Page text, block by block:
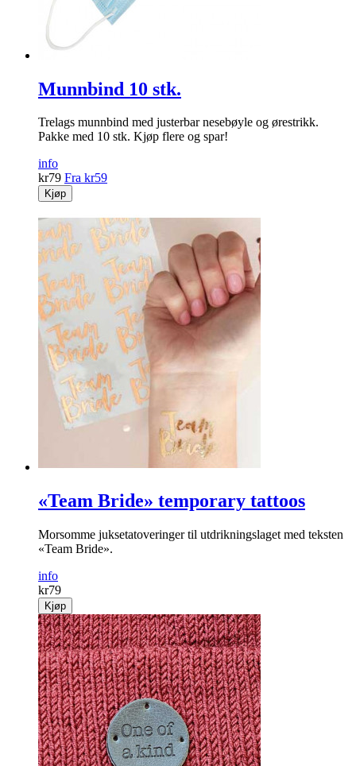
Munnbind 10 stk.
Trelags munnbind med justerbar nesebøyle og ørestrikk.
Pakke med 10 stk. Kjøp flere og spar!
info
kr79 Fra kr59
Kjøp
«Team Bride» temporary tattoos
Morsomme juksetatoveringer til utdrikningslaget med teksten
«Team Bride».
info
kr79
Kjøp